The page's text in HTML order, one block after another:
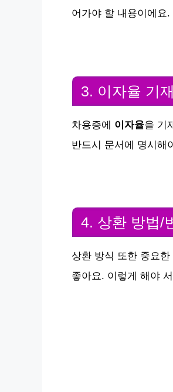
어가야 할 내용이에요.
3. 이자율 기
차용증에 이자율을 기
반드시 문서에 명시해
4. 상환 방법/
상환 방식 또한 중요
좋아요. 이렇게 해야